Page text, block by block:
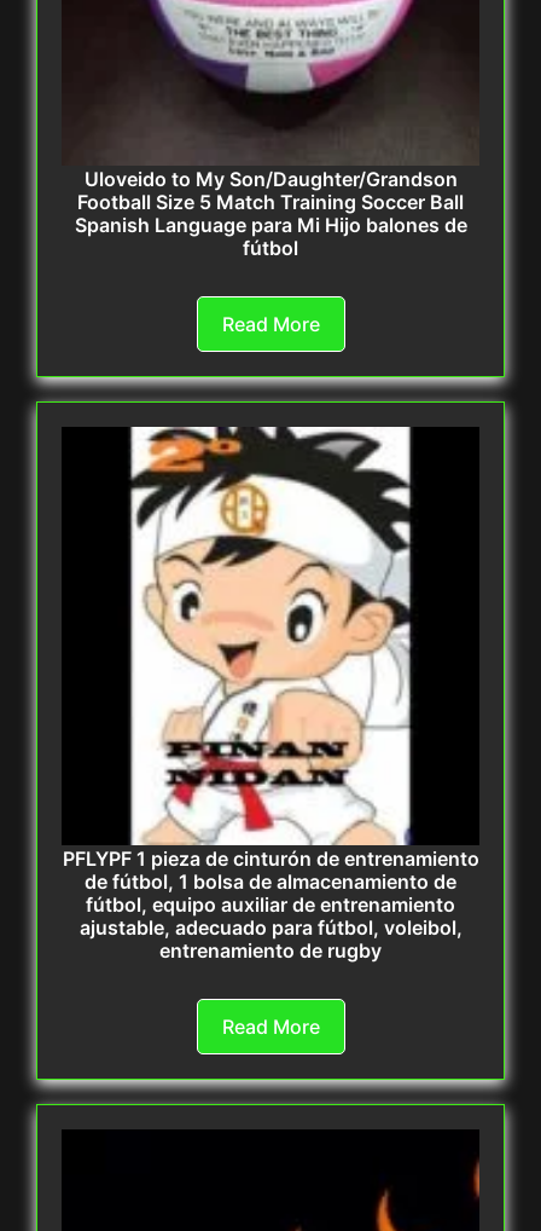
Uloveido to My Son/Daughter/Grandson
Football Size 5 Match Training Soccer Ball
Spanish Language para Mi Hijo balones de
fútbol
Read More
PFLYPF 1 pieza de cinturón de entrenamiento
de fútbol, 1 bolsa de almacenamiento de
fútbol, equipo auxiliar de entrenamiento
ajustable, adecuado para fútbol, voleibol,
entrenamiento de rugby
Read More